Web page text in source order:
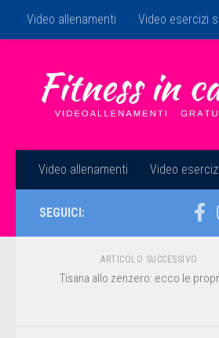
Salta al contenuto
Video allenamenti Video esercizi
Video allenamenti Video
SEGUICI:
ARTICOLO SUCCESSIVO
Tisana allo zenzero: ecco le